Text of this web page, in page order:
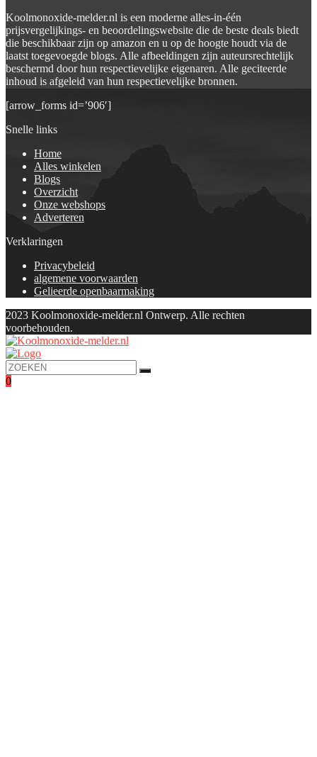
Koolmonoxide-melder.nl is een moderne alles-in-één
prijsvergelijkings- en beoordelingswebsite die de beste deals biedt
die beschikbaar zijn op amazon en u op de hoogte houdt via de
laatst toegevoegde blogs. Alle afbeeldingen zijn auteursrechtelijk
beschermd door hun respectievelijke eigenaren. Alle geciteerde
inhoud is afgeleid van hun respectievelijke bronnen.
[arrow_forms id=’906′]
Snelle links
Home
Alles winkelen
Blogs
Overzicht
Onze webshops
Adverteren
Verklaringen
Privacybeleid
algemene voorwaarden
Gelieerde openbaarmaking
2023 Koolmonoxide-melder.nl Ontwerp. Alle rechten
voorbehouden.
0